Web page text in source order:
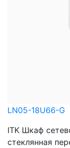
LN05-18U66-G
ITK Шкаф
стеклянная